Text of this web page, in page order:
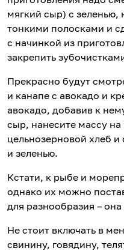
мягкий сыр) с зеленью,
тонкими полосками и
с начинкой из
закрепить
Прекрасно будут
и канапе с авокадо и
авокадо, добавив к
сыр, нанесите массу
цельнозерновой хлеб и
и зеленью.
Кстати, к рыбе и
однако их можно
для разнообразия –
Не стоит включать в
свинину, говядину,